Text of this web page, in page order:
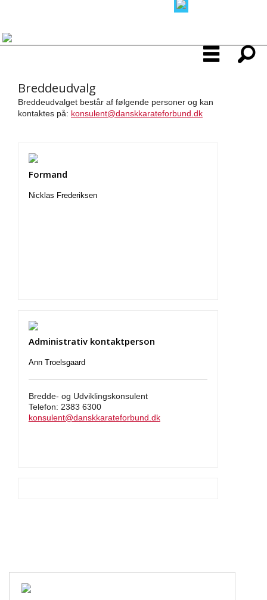
Breddeudvalg
Breddeudvalget består af følgende personer og kan
kontaktes på: konsulent@danskkarateforbund.dk
Formand
Nicklas Frederiksen
Administrativ kontaktperson
Ann Troelsgaard
Bredde- og Udviklingskonsulent
Telefon: 2383 6300
konsulent@danskkarateforbund.dk